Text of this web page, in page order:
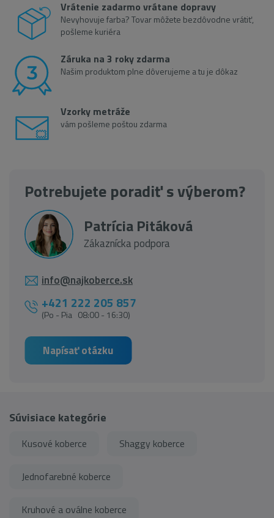
Vrátenie zadarmo vrátane dopravy
Nevyhovuje farba? Tovar môžete bezdôvodne vrátiť,
pošleme kuriéra
Záruka na 3 roky zdarma
Našim produktom plne dôverujeme a tu je dôkaz
Vzorky metráže
vám pošleme poštou zdarma
Potrebujete poradiť s výberom?
Patrícia Pitáková
Zákaznícka podpora
info@najkoberce.sk
+421 222 205 857
(Po - Pia 08:00 - 16:30)
Napísať otázku
Súvisiace kategórie
Kusové koberce Shaggy koberce
Jednofarebné koberce
Kruhové a oválne koberce